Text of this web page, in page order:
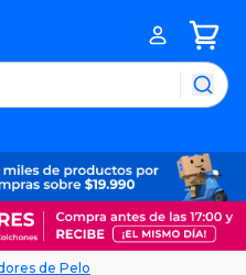
de Pelo